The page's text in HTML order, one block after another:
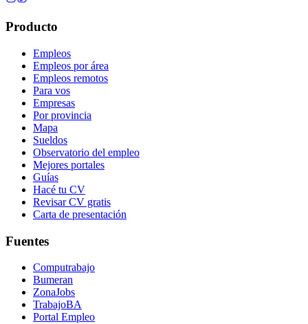
Producto
Empleos
Empleos por área
Empleos remotos
Para vos
Empresas
Por provincia
Mapa
Sueldos
Observatorio del empleo
Mejores portales
Guías
Hacé tu CV
Revisar CV gratis
Carta de presentación
Fuentes
Computrabajo
Bumeran
ZonaJobs
TrabajoBA
Portal Empleo